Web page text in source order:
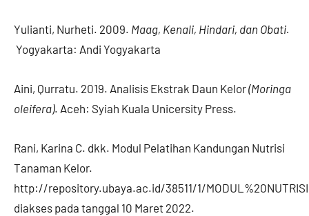
Yulianti, Nurheti. 2009. Maag, Kenali, Hindari, dan Obati.
Yogyakarta: Andi Yogyakarta
Aini, Qurratu. 2019. Analisis Ekstrak Daun Kelor(Moringa
oleifera). Aceh: Syiah Kuala Unicersity Press.
Rani, Karina C. dkk. Modul Pelatihan Kandungan Nutrisi
Tanaman Kelor.
http://repository.ubaya.ac.id/38511/1/
diakses pada tanggal 10 Maret 2022.